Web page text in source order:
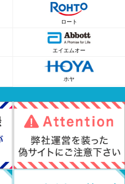
ロート
エイエムオー
ホヤ